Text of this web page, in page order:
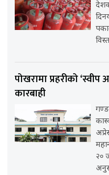
पोखरामा प्रहरीको
कारबाही
२०